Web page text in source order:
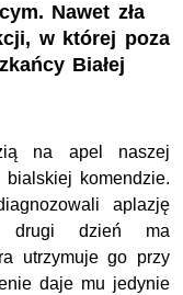
Nawet zła
w której poza
Białej
na apel naszej
komendzie.
aplazję
drugi dzień ma
utrzymuje go przy
daje mu jedynie